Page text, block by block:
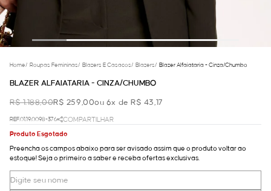
Home/ Roupas Femininas/ Blazers E Casacos/ Blazers/ Blazer Alfaiataria - Cinza/chumbo
BLAZER ALFAIATARIA - CINZA/CHUMBO
R$ 1.188,00R$ 259,00ou 6x de R$ 43,17
REF.01.19.0098-376
COMPARTILHAR
Produto Esgotado
Preencha os campos abaixo para ser avisado assim que o produto voltar ao
estoque! Seja o primeiro a saber e receba ofertas exclusivas.